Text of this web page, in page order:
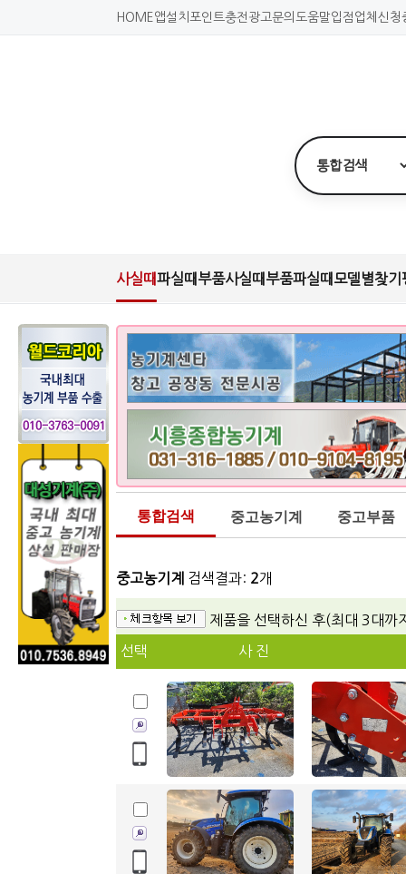
HOME 앱설치 포인트충전 광고문의 도움말입점업체신청
사실때파실때 부품사실때 부품파실때 모델별찾기
통합검색 중고농기계 중고부품
중고농기계 검색결과: 2개
제품을 선택하신 후(최대 3대까
선택 사 진